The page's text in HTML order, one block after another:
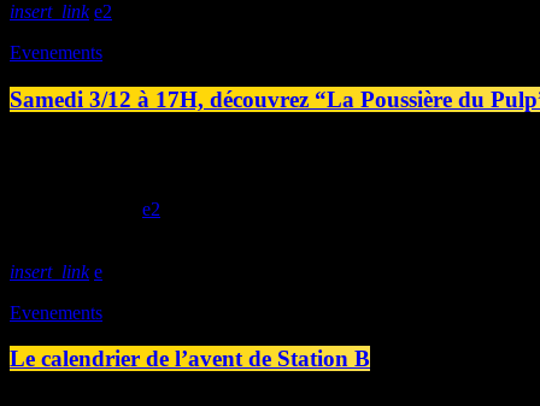
insert_link
2
Evenements
Samedi 3/12 à 17H, découvrez “La Poussière du
2
insert_link
Evenements
Le calendrier de l’avent de Station B